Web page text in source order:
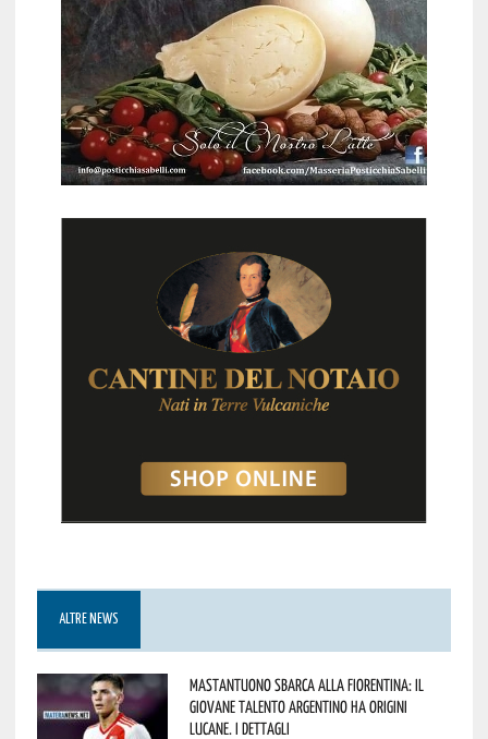
ALTRE NEWS
Mastantuono sbarca alla Fiorentina: il
giovane talento argentino ha origini
lucane. I dettagli